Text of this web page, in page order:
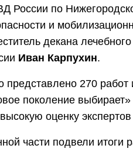
России по
и
декана
Иван Карпухин.
270
поколение
оценку
части подвели итоги